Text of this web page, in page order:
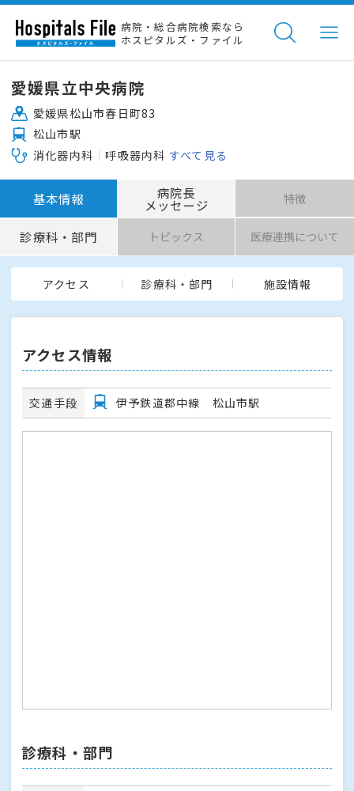
病院・総合病院検索なら
ホスピタルズ・ファイル
愛媛県立中央病院
愛媛県松山市春日町83
松山市駅
消化器内科
呼吸器内科 すべて見る
基本情報 病院長
メッセージ 特徴
診療科・部門 トピックス 医療連携について
アクセス 診療科・部門 施設情報
アクセス情報
交通手段 伊予鉄道郡中線 松山市駅
診療科・部門